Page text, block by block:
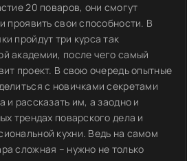
20 поваров, они смогут
проявить свои способности. В
пройдут три курса так
академии, после чего самый
проект. В свою очередь опытные
с новичками секретами
и рассказать им, а заодно и
трендах поварского дела и
кухни. Ведь на самом
сложная – нужно не только